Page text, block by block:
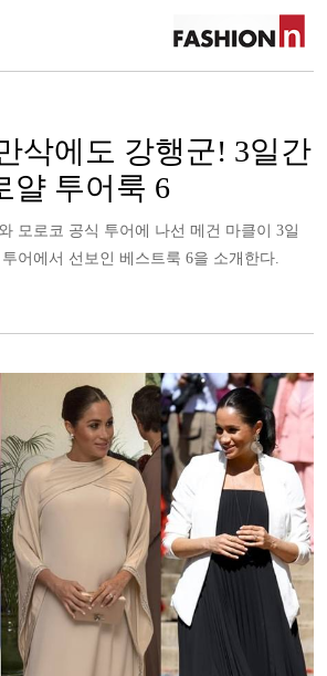
삭에도 강행군! 3일간
얄 투어룩 6
모로코 공식 투어에 나선 메건 마클이 3일
어에서 선보인 베스트룩 6을 소개한다.